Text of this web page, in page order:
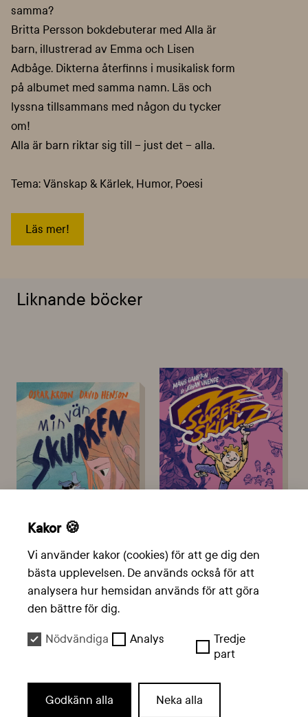
samma?
Britta Persson bokdebuterar med Alla är
barn, illustrerad av Emma och Lisen
Adbåge. Dikterna återfinns i musikalisk form
på albumet med samma namn. Läs och
lyssna tillsammans med någon du tycker
om!
Alla är barn riktar sig till – just det – alla.
Tema: Vänskap & Kärlek, Humor, Poesi
Läs mer!
Liknande böcker
Vänskap & Kärlek
Vänskap & Kärlek, Äventyr,
Humor
Kakor 🍪
Vi använder kakor (cookies) för att ge dig den
bästa upplevelsen. De används också för att
analysera hur hemsidan används för att göra
den bättre för dig.
Nödvändiga Analys
Tredje
part
Godkänn alla Neka alla